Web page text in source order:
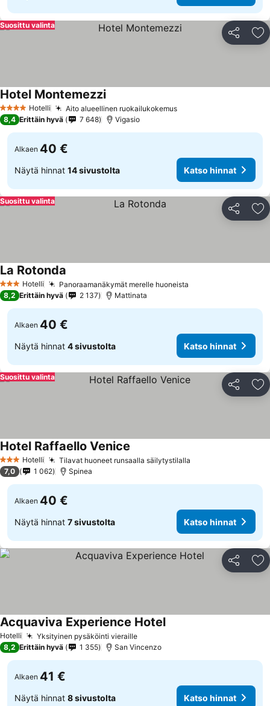
Jaa
Suosittu valinta
4 Tähtiluokitus
Hotelli Aito alueellinen ruokailukokemus
Hotel Montemezzi
8,4 Erittäin hyvä 7 648 Vigasio
Alkaen 40 €
Näytä hinnat 14 sivustolta Katso hinnat
Jaa
Suosittu valinta
3 Tähtiluokitus
Hotelli Panoraamanäkymät merelle huoneista
La Rotonda
8,2 Erittäin hyvä 2 137 Mattinata
Alkaen 40 €
Näytä hinnat 4 sivustolta Katso hinnat
Jaa
Suosittu valinta
3 Tähtiluokitus
Hotelli Tilavat huoneet runsaalla säilytystilalla
Hotel Raffaello Venice
7,0 1 062 Spinea
Alkaen 40 €
Näytä hinnat 7 sivustolta Katso hinnat
Jaa
Hotelli Yksityinen pysäköinti vieraille
Acquaviva Experience Hotel
8,2 Erittäin hyvä 1 355 San Vincenzo
Alkaen 41 €
Näytä hinnat 8 sivustolta Katso hinnat